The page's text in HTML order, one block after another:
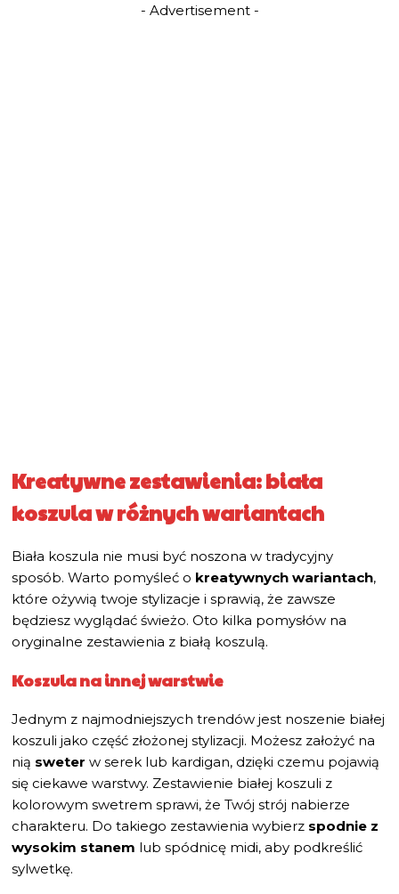
- Advertisement -
Kreatywne zestawienia: biała
koszula w różnych wariantach
Biała koszula nie musi być noszona w tradycyjny
sposób. Warto pomyśleć o kreatywnych wariantach,
które ożywią twoje stylizacje i sprawią, że zawsze
będziesz wyglądać świeżo. Oto kilka pomysłów na
oryginalne zestawienia z białą koszulą.
Koszula na innej warstwie
Jednym z najmodniejszych trendów jest noszenie białej
koszuli jako część złożonej stylizacji. Możesz założyć na
nią sweter w serek lub kardigan, dzięki czemu pojawią
się ciekawe warstwy. Zestawienie białej koszuli z
kolorowym swetrem sprawi, że Twój strój nabierze
charakteru. Do takiego zestawienia wybierz spodnie z
wysokim stanem lub spódnicę midi, aby podkreślić
sylwetkę.